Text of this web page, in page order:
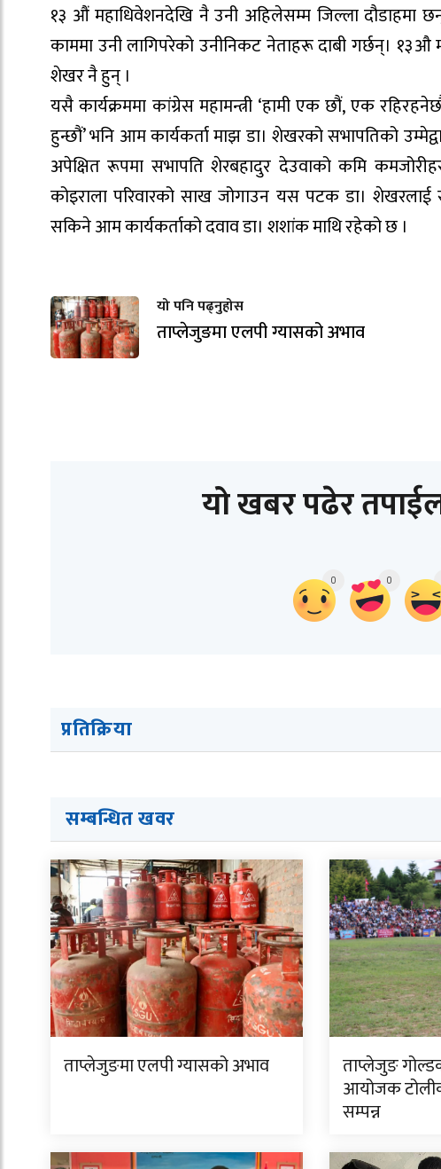
१३ औं महाधिवेशनदेखि नै उनी अहिलेसम्म जिल्ला दौडाहमा
काममा उनी लागिपरेको उनीनिकट नेताहरू दाबी गर्छन्।
शेखर नै हुन् ।
यसै कार्यक्रममा कांग्रेस महामन्त्री ‘हामी एक छौं, एक
हुन्छौं’ भनि आम कार्यकर्ता माझ डा। शेखरको सभापतिको
अपेक्षित रूपमा सभापति शेरबहादुर देउवाको कमि
कोइराला परिवारको साख जोगाउन यस पटक डा। शेखरलाई
सकिने आम कार्यकर्ताको दवाव डा। शशांक माथि रहेको छ ।
यो पनि पढ्नुहोस
ताप्लेजुङमा एलपी ग्यासको अभाव
यो खबर पढेर
0 0
प्रतिक्रिया
सम्बन्धित खवर
ताप्लेजुङमा एलपी ग्यासको अभाव ताप्लेजुङ
आयोजक
सम्पन्न